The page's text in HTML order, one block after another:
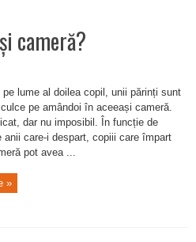
cameră?
pe lume al doilea copil, unii părinți sunt
pe amândoi în aceeași cameră.
dar nu imposibil. În funcție de
anii care-i despart, copiii care împart
pot avea ...
»